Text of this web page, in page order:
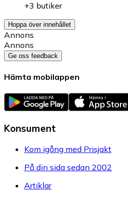
+3 butiker
Hoppa över innehållet
Annons
Annons
Ge oss feedback
Hämta mobilappen
Konsument
Kom igång med Prisjakt
På din sida sedan 2002
Artiklar